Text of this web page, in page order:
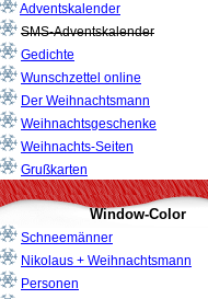
Adventskalender
SMS-Adventskalender
Gedichte
Wunschzettel online
Der Weihnachtsmann
Weihnachtsgeschenke
Weihnachts-Seiten
Grußkarten
Window-Color
Schneemänner
Nikolaus + Weihnachtsmann
Personen